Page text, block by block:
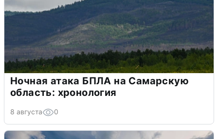
Ночная атака БПЛА на Самарскую
область: хронология
8 августа 0